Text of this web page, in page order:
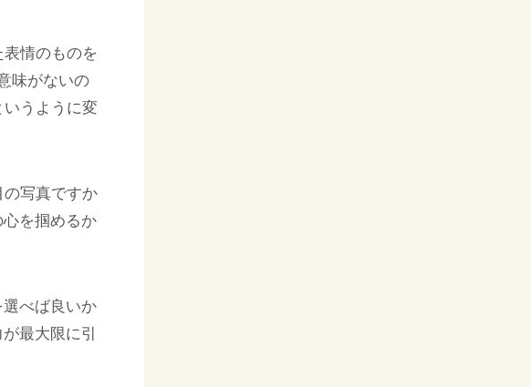
情のものを
味がないの
うように変
の写真ですか
を掴めるか
べば良いか
最大限に引